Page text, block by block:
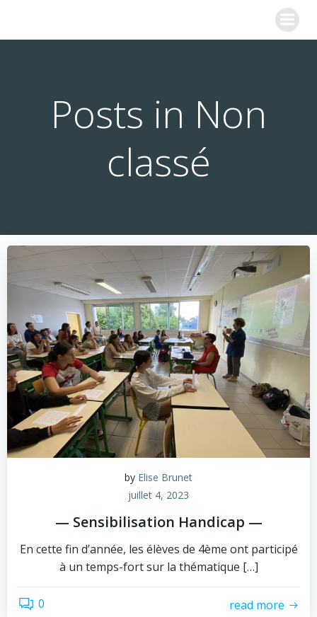
contenu
Posts in Non
classé
by Elise Brunet
juillet 4, 2023
— Sensibilisation Handicap —
En cette fin d’année, les élèves de 4ème ont participé
à un temps-fort sur la thématique […]
0 read more